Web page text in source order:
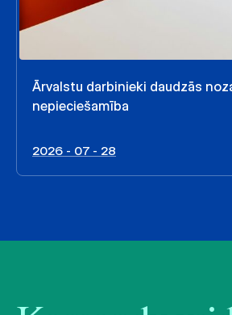
Ārvalstu darbinieki daudzās
nepieciešamība
2026 - 07 - 28